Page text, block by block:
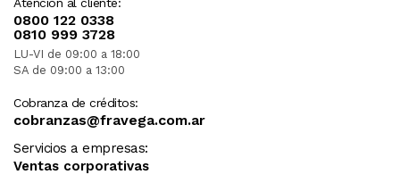
Atención al cliente:
0800 122 0338
0810 999 3728
LU-VI de 09:00 a 18:00
SA de 09:00 a 13:00
Cobranza de créditos:
cobranzas@fravega.com.ar
Servicios a empresas:
Ventas corporativas